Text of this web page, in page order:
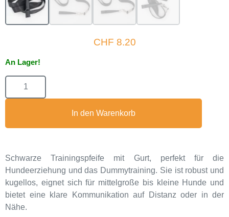
Schwarze Trainingspfeife mit Gurt, perfekt für die
Hundeerziehung und das Dummytraining. Sie ist robust und
kugellos, eignet sich für mittelgroße bis kleine Hunde und
bietet eine klare Kommunikation auf Distanz oder in der
Nähe.
CHF 8.20
An Lager!
In den Warenkorb